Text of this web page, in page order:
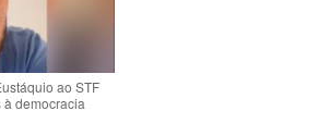
ao STF
democracia